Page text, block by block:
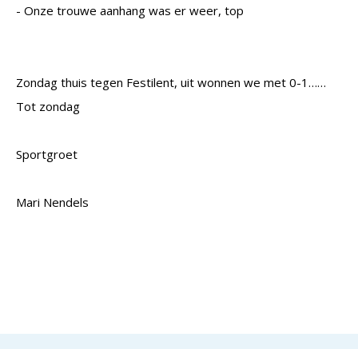
- Onze trouwe aanhang was er weer, top
Zondag thuis tegen Festilent, uit wonnen we met 0-1……
Tot zondag
Sportgroet
Mari Nendels